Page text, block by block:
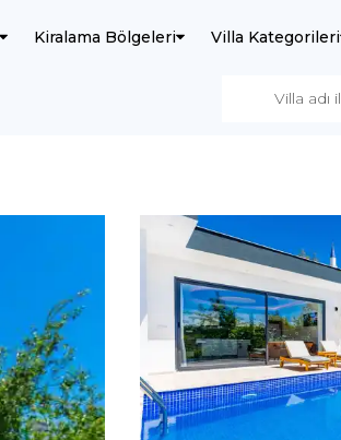
Kiralama Bölgeleri Villa Kategorileri